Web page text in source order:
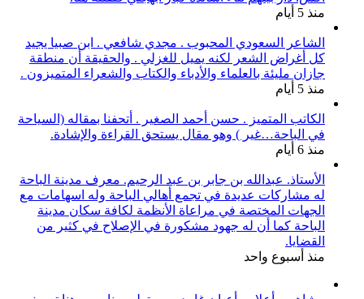
منذ 5 أيام
الشاعر السعودي المحبوب . مجدي شافعي . ابن صبيا يجيد
كل أغراض الشعر لكنه يميل للغزلي . والحقيقة أن منطقة
جازان مليئة بالعلماء والأدباء والكتاب والشعراء المتميزون .
منذ 5 أيام
الكاتب المتميز . حسن أحمد الصغير . أتحفنا بمقاله (السياحة
في الباحة…غير ) وهو مقال يستحق القراءة والإشادة.
منذ 6 أيام
الأستاذ. عبدالله بن جابر بن عبد الرحيم. معرف مدينة الباحة
له مشاركات عديدة في تجمع أهالي الباحة وله اسهامات مع
الجهات المختصة في مراعاة الأنظمة لكافة سكان مدينة
الباحة كما أن له جهود مشكورة في الإصلاح في كثير من
القضايا.
منذ أسبوع واحد